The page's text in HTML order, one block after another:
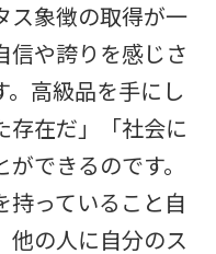
ス象徴の取得が一
信や誇りを感じさ
高級品を手にし
存在だ」「社会に
できるのです。
持っていること自
他の人に自分のス